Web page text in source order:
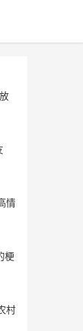
情
梗
村